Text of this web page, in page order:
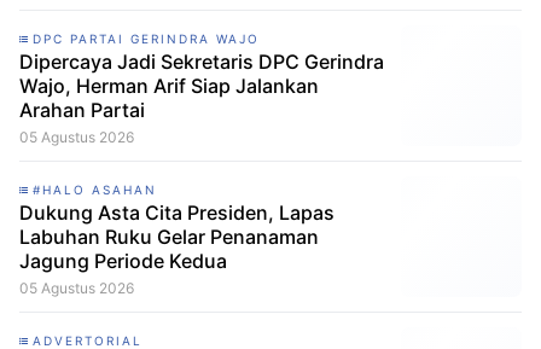
DPC PARTAI GERINDRA WAJO
Dipercaya Jadi Sekretaris DPC Gerindra
Wajo, Herman Arif Siap Jalankan
Arahan Partai
05 Agustus 2026
#HALO ASAHAN
Dukung Asta Cita Presiden, Lapas
Labuhan Ruku Gelar Penanaman
Jagung Periode Kedua
05 Agustus 2026
ADVERTORIAL